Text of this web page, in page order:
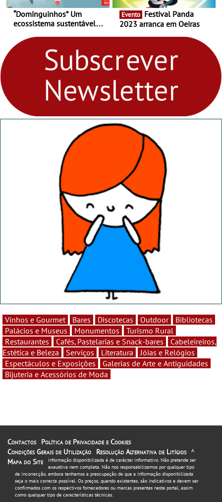
“Dominguinhos” Um
ecossistema sustentável
fores - Atelier de Educação
Ambiental nos
“Dominguinhos” de 23 de
Evento
2023 arranca em Oeiras
Vinhos e Gourmet Bares Discotecas Outdoor
Bibliotecas
Palácios e Museus
Monumentos
Turismo Rural
Restaurantes
Cafés, Pastelarias e Snack-bares
Cabeleireiros,
Estética e Beleza
Serviços Literatura
Jóias e Relógios
Espectáculos e Exposições
Galerias de Arte e Antiguidades
Bijuteria e Acessórios de Moda
Contactos
Política de Privacidade e Cookies
Condições Gerais de Utilização
Resolução Alternativa de Litígios
Mapa do Site
A
informação disponibilizada é de carácter informativo. Não pretende ser
exaustiva nem completa. Não nos responsabilizamos por qualquer tipo
de incorrecção, embora tenhamos a preocupação de que a informação disponibilizada
seja o mais correcta possível. Os preços, quando existentes, são indicativos e devem ser
confirmados com os respectivos fornecedores ou marcas presentes neste portal, assim
como qualquer tipo de características técnicas.